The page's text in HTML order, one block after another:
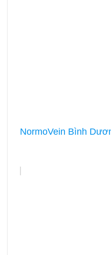
NormoVein Bình